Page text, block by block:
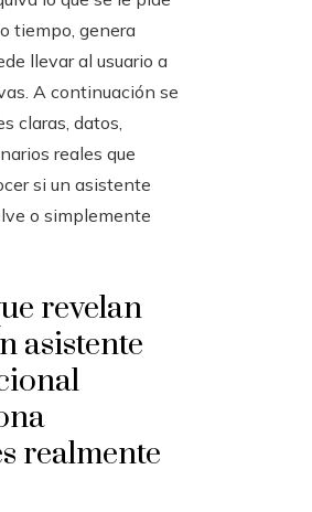
tiempo, genera
llevar al usuario a
A continuación se
claras, datos,
reales que
si un asistente
o simplemente
revelan
asistente
realmente